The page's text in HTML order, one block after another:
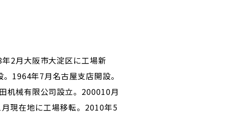
2月大阪市大淀区に工場新
1964年7月名古屋支店開設。
机械有限公司設立。200010月
現在地に工場移転。2010年5